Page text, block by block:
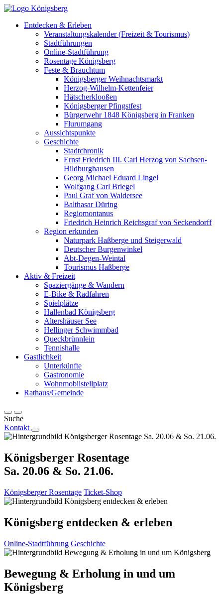
Entdecken & Erleben
Veranstaltungskalender (Freizeit & Tourismus)
Stadtführungen
Online-Stadtführung
Rosentage Königsberg
Feste & Brauchtum
Königsberger Weihnachtsmarkt
Herzog-Wilhelm-Kettenfeier
Hätscherklooßen
Königsberger Pfingstfest
Bürgerwehr 1848 Königsberg in Franken
Flurumgang
Aussichtspunkte
Geschichte
Stadtchronik
Ernst Friedrich III. Carl Herzog von Sachsen-
Hildburghausen
Georg Michael Eduard Lingel
Wolfgang Carl Briegel
Paul Graf von Waldersee
Balthasar Düring
Regiomontanus
Friedrich Heinrich Reichsgraf von Seckendorff
Region erkunden
Naturpark Haßberge und Steigerwald
Deutscher Burgenwinkel
Abt-Degen-Weintal
Tourismus Haßberge
Aktiv & Freizeit
Spaziergänge & Wandern
E-Bike & Radfahren
Spielplätze
Hallenbad Königsberg
Altershäuser See
Hellinger Schwimmbad
Queckbrünnlein
Tennishalle
Gastlichkeit
Unterkünfte
Gastronomie
Wohnmobilstellplatz
Rathaus/Gemeinde
Suche
Kontakt
Königsberger Rosentage
Sa. 20.06 & So. 21.06.
Königsberger Rosentage Ticket-Shop
Königsberg entdecken & erleben
Online-Stadtführung Geschichte
Bewegung & Erholung in und um
Königsberg